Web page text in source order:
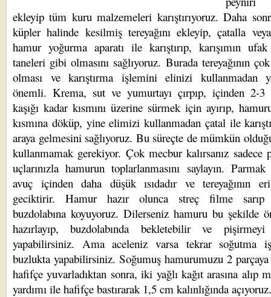
ekleyip tüm kuru malzemeleri karıştırıyoruz. Daha
küpler halinde kesilmiş tereyağını ekleyip, çatalla
hamur yoğurma aparatı ile karıştırıp, karışımın
taneleri gibi olmasını sağlıyoruz. Burada tereyağının
olması ve karıştırma işlemini elinizi kullanmadan
önemli. Krema, sut ve yumurtayı çırpıp, içinden 2-3
kaşığı kadar kısmını üzerine sürmek için ayırıp,
kısmına döküp, yine elimizi kullanmadan çatal ile
araya gelmesini sağlıyoruz. Bu süreçte de mümkün
kullanmamak gerekiyor. Çok mecbur kalırsanız sadece
uçlarınızla hamurun toplarlanmasını saylayın. Parmak
avuç içinden daha düşük ısıdadır ve tereyağının
geciktirir. Hamur hazır olunca streç filme sarıp
buzdolabına koyuyoruz. Dilerseniz hamuru bu şekilde
hazırlayıp, buzdolabında bekletebilir ve
yapabilirsiniz. Ama aceleniz varsa tekrar soğutma
buzlukta yapabilirsiniz. Soğumuş hamurumuzu 2 parçaya
hafifçe yuvarladıktan sonra, iki yağlı kağıt arasına alıp
yardımı ile hafifçe bastırarak 1,5 cm kalınlığında açıyoruz.